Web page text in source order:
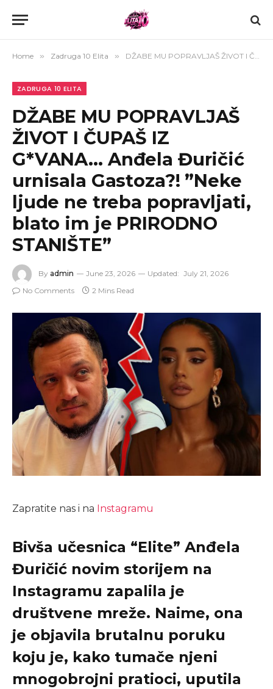
Home » Zadruga 10 Elita » DŽABE MU POPRAVLJAŠ ŽIVOT I ČUPAŠ IZ G*VANA… Anđela Đuričić urnisala Gastoza?! ”Neke ljude ne treba popravljati, blato im je PRIRODNO STANIŠTE”
ZADRUGA 10 ELITA
DŽABE MU POPRAVLJAŠ
ŽIVOT I ČUPAŠ IZ
G*VANA… Anđela Đuričić
urnisala Gastoza?! ”Neke
ljude ne treba popravljati,
blato im je PRIRODNO
STANIŠTE”
By admin June 23, 2026 Updated: July 21, 2026
No Comments
2 Mins Read
Zapratite nas i na Instagramu
Bivša učesnica “Elite” Anđela
Đuričić novim storijem na
Instagramu zapalila je
društvene mreže. Naime, ona
je objavila brutalnu poruku
koju je, kako tumače njeni
mnogobrojni pratioci, uputila